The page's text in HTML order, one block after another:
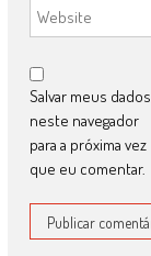
Salvar meus dados
neste navegador
para a próxima vez
que eu comentar.